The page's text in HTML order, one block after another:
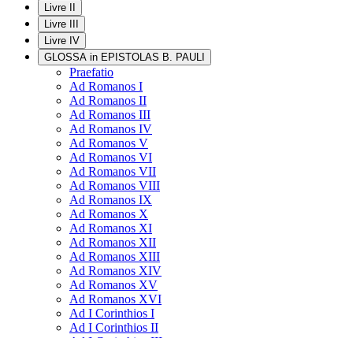
Livre II
Livre III
Livre IV
GLOSSA in EPISTOLAS B. PAULI
Praefatio
Ad Romanos I
Ad Romanos II
Ad Romanos III
Ad Romanos IV
Ad Romanos V
Ad Romanos VI
Ad Romanos VII
Ad Romanos VIII
Ad Romanos IX
Ad Romanos X
Ad Romanos XI
Ad Romanos XII
Ad Romanos XIII
Ad Romanos XIV
Ad Romanos XV
Ad Romanos XVI
Ad I Corinthios I
Ad I Corinthios II